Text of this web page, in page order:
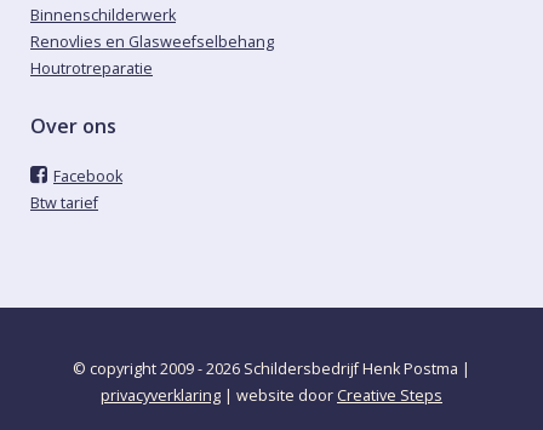
Binnenschilderwerk
Renovlies en Glasweefselbehang
Houtrotreparatie
Over ons
Facebook
Btw tarief
© copyright 2009 - 2026 Schildersbedrijf Henk Postma |
privacyverklaring | website door Creative Steps